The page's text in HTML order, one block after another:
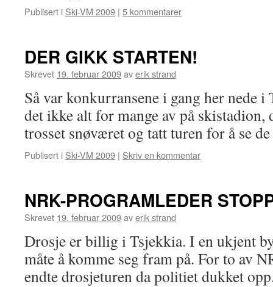
Publisert i Ski-VM 2009 | 5 kommentarer
DER GIKK STARTEN!
Skrevet 19. februar 2009averik strand
Så var konkurransene i gang her nede
det ikke alt for mange av på skistadion,
trosset snøværet og tatt turen for å se
Publisert i Ski-VM 2009 | Skriv en kommentar
NRK-PROGRAMLEDER
Skrevet 19. februar 2009averik strand
Drosje er billig i Tsjekkia. I en ukjent
måte å komme seg fram på. For to av
endte drosjeturen da politiet dukket